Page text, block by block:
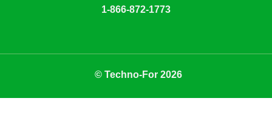
1-866-872-1773
© Techno-For 2026